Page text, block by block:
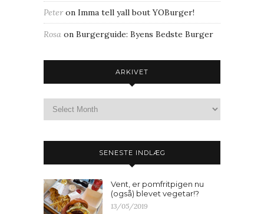
Peteron Imma tell yall bout YOBurger!
Rosa on Burgerguide: Byens Bedste Burger
ARKIVET
SENESTE INDLÆG
Vent, er pomfritpigen nu
(også) blevet vegetar!?
13/05/2019